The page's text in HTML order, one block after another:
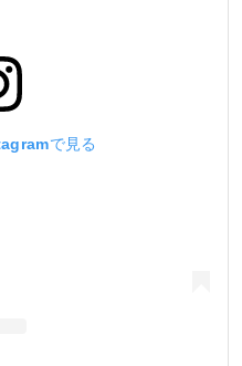
で見る